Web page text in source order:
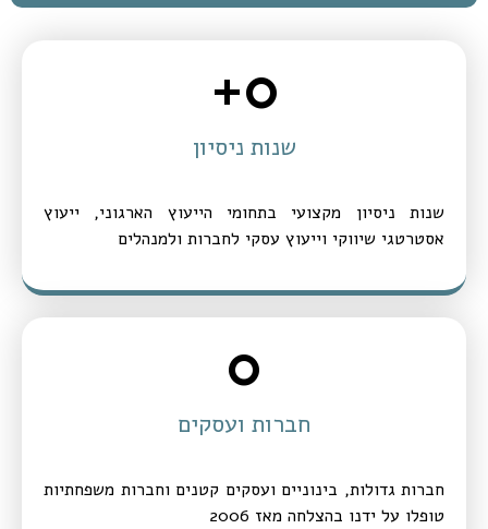
שנות ניסיון
0
+
שנות ניסיון מקצועי בתחומי הייעוץ הארגוני, ייעוץ
אסטרטגי שיווקי וייעוץ עסקי לחברות ולמנהלים
חברות ועסקים
0
חברות גדולות, בינוניים ועסקים קטנים וחברות משפחתיות
טופלו על ידנו בהצלחה מאז 2006